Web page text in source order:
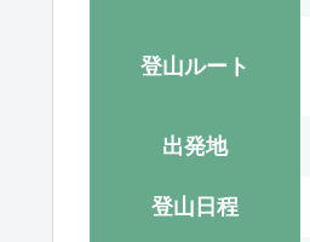
登山ルート
出発地
登山日程